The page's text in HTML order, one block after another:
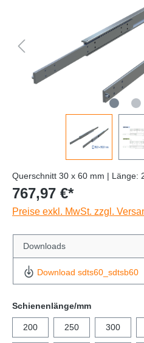
Querschnitt 30 x 60 mm | Länge:
767,97 €*
Preise exkl. MwSt. zzgl.
Downloads
Download sdts60_sdtsb60
Schienenlänge/mm
200 250 300